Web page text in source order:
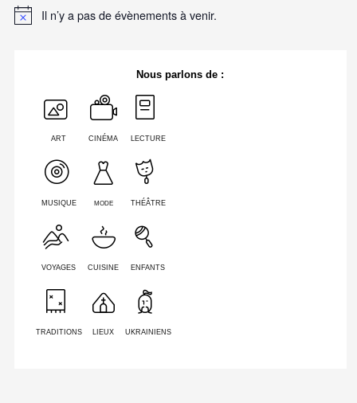
Il n’y a pas de évènements à venir.
Nous parlons de :
ART CINÉMA LECTURE
MUSIQUE MODE THÉÂTRE
VOYAGES CUISINE ENFANTS
TRADITIONS LIEUX UKRAINIENS